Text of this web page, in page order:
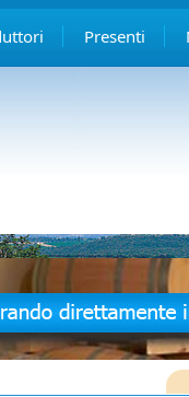
Presenti